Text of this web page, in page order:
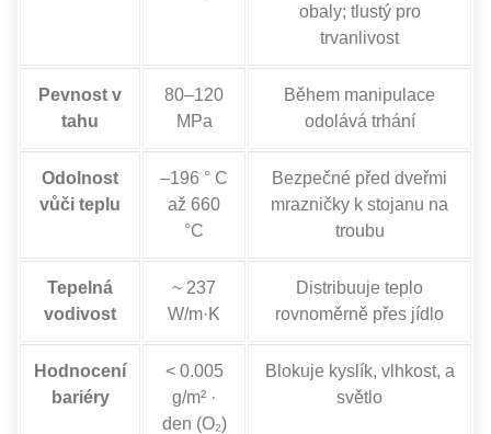
obaly; tlustý pro
trvanlivost
Pevnost v
tahu
80–120
MPa
Během manipulace
odolává trhání
Odolnost
vůči teplu
–196 ° C
až 660
°C
Bezpečné před dveřmi
mrazničky k stojanu na
troubu
Tepelná
vodivost
~ 237
W/m·K
Distribuuje teplo
rovnoměrně přes jídlo
Hodnocení
bariéry
< 0.005
g/m² ·
den (O₂)
Blokuje kyslík, vlhkost, a
světlo